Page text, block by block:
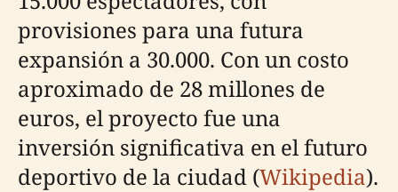
provisiones para una futura
expansión a 30.000. Con un costo
aproximado de 28 millones de
euros, el proyecto fue una
inversión significativa en el futuro
deportivo de la ciudad (Wikipedia).